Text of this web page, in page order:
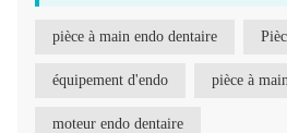
pièce à main endo dentaire
équipement d'endo pièce à
moteur endo dentaire